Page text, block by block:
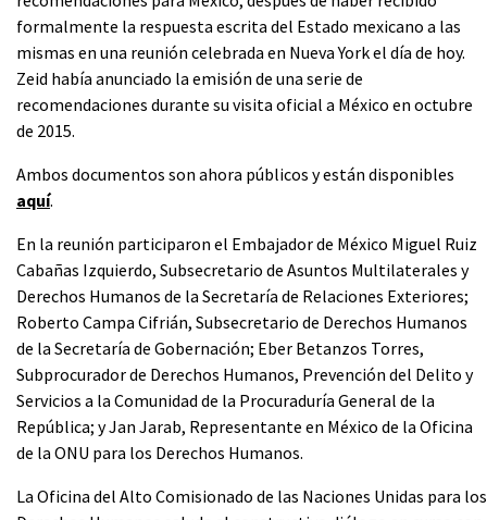
formalmente la respuesta escrita del Estado mexicano a las
mismas en una reunión celebrada en Nueva York el día de hoy.
Zeid había anunciado la emisión de una serie de
recomendaciones durante su visita oficial a México en octubre
de 2015.
Ambos documentos son ahora públicos y están disponibles
aquí.
En la reunión participaron el Embajador de México Miguel Ruiz
Cabañas Izquierdo, Subsecretario de Asuntos Multilaterales y
Derechos Humanos de la Secretaría de Relaciones Exteriores;
Roberto Campa Cifrián, Subsecretario de Derechos Humanos
de la Secretaría de Gobernación; Eber Betanzos Torres,
Subprocurador de Derechos Humanos, Prevención del Delito y
Servicios a la Comunidad de la Procuraduría General de la
República; y Jan Jarab, Representante en México de la Oficina
de la ONU para los Derechos Humanos.
La Oficina del Alto Comisionado de las Naciones Unidas para los